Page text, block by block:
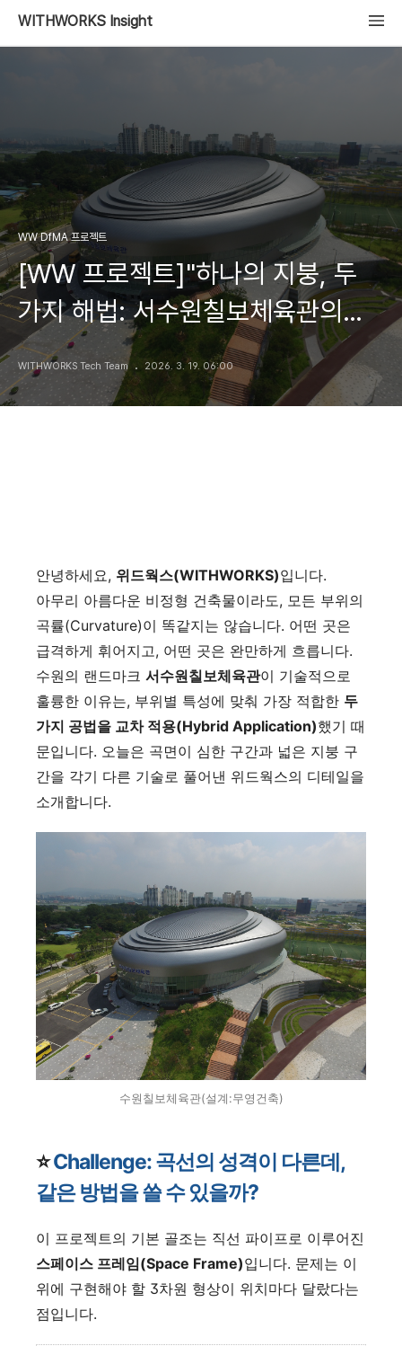
WITHWORKS Insight
WW DfMA 프로젝트
[WW 프로젝트]"하나의 지붕, 두
가지 해법: 서수원칠보체육관의
'하이브리드' 비정형 전략"
WITHWORKS Tech Team 2026. 3. 19. 06:00
안녕하세요, 위드웍스(WITHWORKS)입니다.
아무리 아름다운 비정형 건축물이라도, 모든 부위의
곡률(Curvature)이 똑같지는 않습니다. 어떤 곳은
급격하게 휘어지고, 어떤 곳은 완만하게 흐릅니다.
수원의 랜드마크 서수원칠보체육관이 기술적으로
훌륭한 이유는, 부위별 특성에 맞춰 가장 적합한 두
가지 공법을 교차 적용(Hybrid Application)했기 때
문입니다. 오늘은 곡면이 심한 구간과 넓은 지붕 구
간을 각기 다른 기술로 풀어낸 위드웍스의 디테일을
소개합니다.
수원칠보체육관(설계:무영건축)
⭐️Challenge: 곡선의 성격이 다른데,
같은 방법을 쓸 수 있을까?
이 프로젝트의 기본 골조는 직선 파이프로 이루어진
스페이스 프레임(Space Frame)입니다. 문제는 이
위에 구현해야 할 3차원 형상이 위치마다 달랐다는
점입니다.